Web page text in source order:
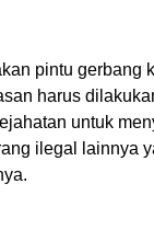
pintu gerbang
harus
untuk
ilegal lainnya